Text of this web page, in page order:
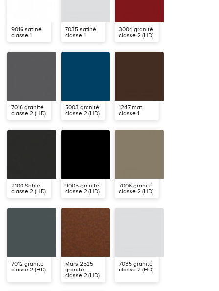
9016 satiné
classe 1
7035 satiné
classe 1
3004 granité
classe 2 (HD)
7016 granité
classe 2 (HD)
5003 granité
classe 2 (HD)
1247 mat
classe 1
2100 Sablé
classe 2 (HD)
9005 granité
classe 2 (HD)
7006 granité
classe 2 (HD)
7012 granite
classe 2 (HD)
Mars 2525
granité
classe 2 (HD)
7035 granité
classe 2 (HD)